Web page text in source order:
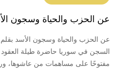
عن الحزب والحياة وسجون
عن الحزب والحياة وسجون الأسد
السجن في سوريا حاضرة طيلة العقود
مفتوحًا على مساهمات من عاشوها،